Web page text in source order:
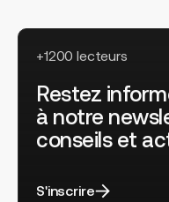
+1200 lecteurs
Restez
à notre
conseils et
S'inscrire